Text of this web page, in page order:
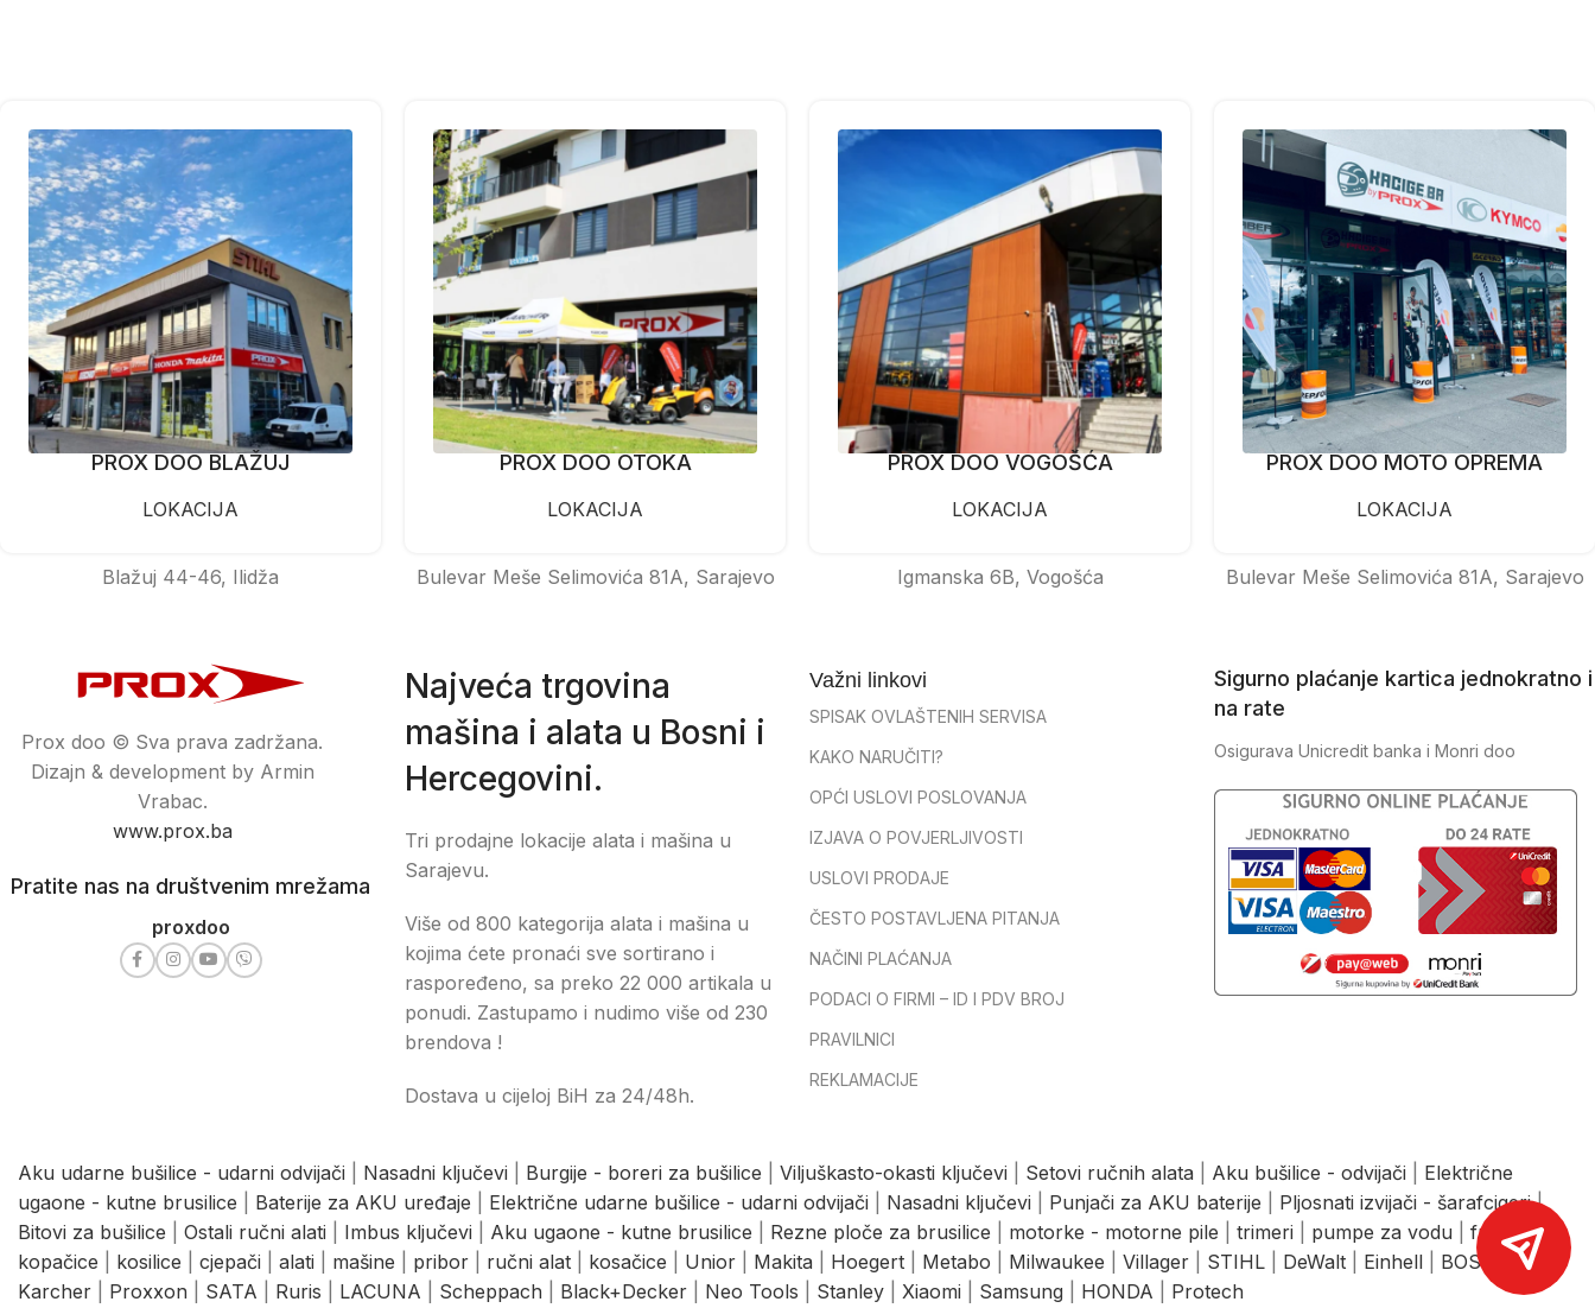
PROX DOO BLAŽUJ
LOKACIJA
Blažuj 44-46, Ilidža
PROX DOO OTOKA
LOKACIJA
Bulevar Meše Selimovića 81A, Sarajevo
PROX DOO VOGOŠĆA
LOKACIJA
Igmanska 6B, Vogošća
PROX DOO MOTO OPREMA
LOKACIJA
Bulevar Meše Selimovića 81A, Sarajevo
Prox doo © Sva prava zadržana.
Dizajn & development by Armin
Vrabac.
www.prox.ba
Pratite nas na društvenim mrežama
proxdoo
Najveća trgovina
mašina i alata u Bosni i
Hercegovini.
Tri prodajne lokacije alata i mašina u
Sarajevu.
Više od 800 kategorija alata i mašina u
kojima ćete pronaći sve sortirano i
raspoređeno, sa preko 22 000 artikala u
ponudi. Zastupamo i nudimo više od 230
brendova !
Dostava u cijeloj BiH za 24/48h.
Važni linkovi
SPISAK OVLAŠTENIH SERVISA
KAKO NARUČITI?
OPĆI USLOVI POSLOVANJA
IZJAVA O POVJERLJIVOSTI
USLOVI PRODAJE
ČESTO POSTAVLJENA PITANJA
NAČINI PLAĆANJA
PODACI O FIRMI – ID I PDV BROJ
PRAVILNICI
REKLAMACIJE
Sigurno plaćanje kartica jednokratno i
na rate
Osigurava Unicredit banka i Monri doo
Aku udarne bušilice - udarni odvijači Nasadni ključevi Burgije - boreri za bušilice Viljuškasto-okasti ključevi Setovi ručnih alata Aku bušilice - odvijači
Električne
ugaone - kutne brusilice
Baterije za AKU uređaje Električne udarne bušilice - udarni odvijači Nasadni ključevi Punjači za AKU baterije Pljosnati izvijači - šarafcigeri|
Bitovi za bušilice
Ostali ručni alati Imbus ključevi Aku ugaone - kutne brusilice Rezne ploče za brusilice motorke - motorne pile trimeri pumpe za vodu freze|
kopačice
kosilice cjepači alati mašine pribor ručni alat kosačice Unior Makita Hoegert Metabo Milwaukee Villager STIHL DeWalt Einhell BOSCH
|
Karcher
Proxxon SATA Ruris LACUNA Scheppach Black+Decker Neo Tools Stanley Xiaomi Samsung HONDA Protech